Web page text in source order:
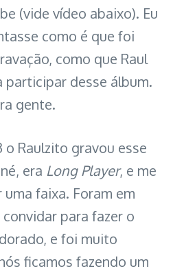
(vide vídeo abaixo). Eu
como é que foi
como que Raul
participar desse álbum.
gente.
o Raulzito gravou esse
era Long Player, e me
faixa. Foram em
convidar para fazer o
e foi muito
ficamos fazendo um